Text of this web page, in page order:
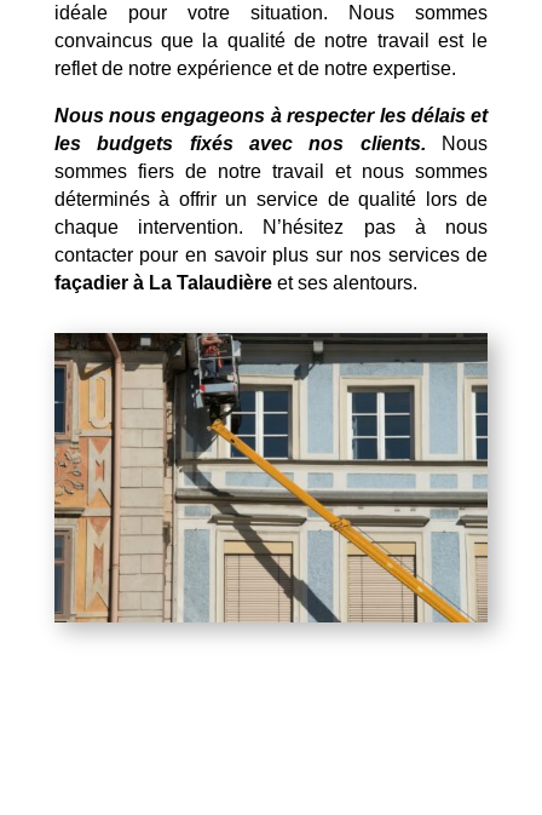
idéale pour votre situation. Nous sommes
convaincus que la qualité de notre travail est le
reflet de notre expérience et de notre expertise.
Nous nous engageons à respecter les délais et
les budgets fixés avec nos clients. Nous
sommes fiers de notre travail et nous sommes
déterminés à offrir un service de qualité lors de
chaque intervention. N’hésitez pas à nous
contacter pour en savoir plus sur nos services de
façadier à La Talaudièreet ses alentours.